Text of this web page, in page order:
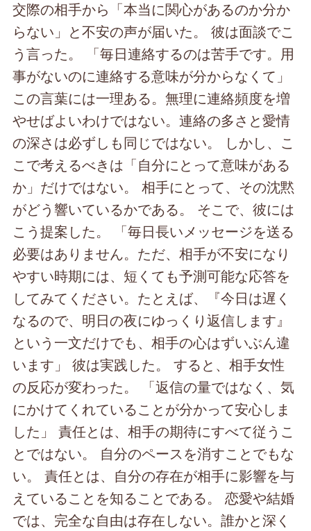
交際の相手から「本当に関心があるのか分か
らない」と不安の声が届いた。 彼は面談でこ
う言った。 「毎日連絡するのは苦手です。用
事がないのに連絡する意味が分からなくて」
この言葉には一理ある。無理に連絡頻度を増
やせばよいわけではない。連絡の多さと愛情
の深さは必ずしも同じではない。 しかし、こ
こで考えるべきは「自分にとって意味がある
か」だけではない。 相手にとって、その沈黙
がどう響いているかである。 そこで、彼には
こう提案した。 「毎日長いメッセージを送る
必要はありません。ただ、相手が不安になり
やすい時期には、短くても予測可能な応答を
してみてください。たとえば、『今日は遅く
なるので、明日の夜にゆっくり返信します』
という一文だけでも、相手の心はずいぶん違
います」 彼は実践した。 すると、相手女性
の反応が変わった。 「返信の量ではなく、気
にかけてくれていることが分かって安心しま
した」 責任とは、相手の期待にすべて従うこ
とではない。 自分のペースを消すことでもな
い。 責任とは、自分の存在が相手に影響を与
えていることを知ることである。 恋愛や結婚
では、完全な自由は存在しない。誰かと深く